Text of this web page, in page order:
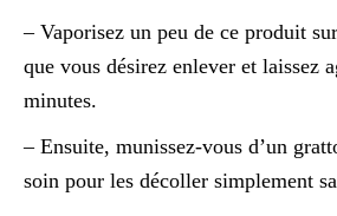
– Vaporisez un peu de ce produit
que vous désirez enlever et laissez
minutes.
– Ensuite, munissez-vous d’un
soin pour les décoller simplement